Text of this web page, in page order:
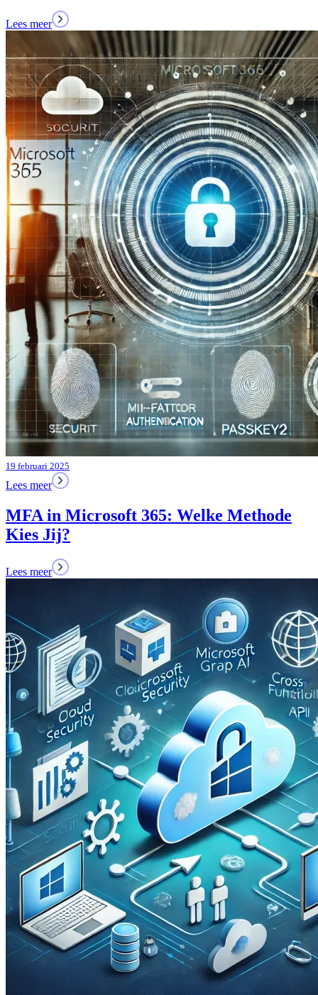
Lees meer
19 februari 2025
Lees meer
MFA in Microsoft 365: Welke Methode
Kies Jij?
Lees meer